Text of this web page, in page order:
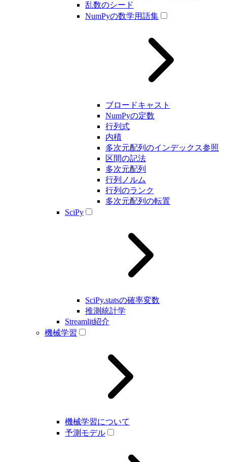
乱数のシード
NumPyの数学用語集
ブロードキャスト
NumPyの定数
行列式
内積
多次元配列のインデックス参照
区間の記法
多次元配列
行列ノルム
行列のランク
多次元配列の転置
SciPy
SciPy.statsの確率変数
推測統計学
Streamlit紹介
機械学習
機械学習について
予測モデル